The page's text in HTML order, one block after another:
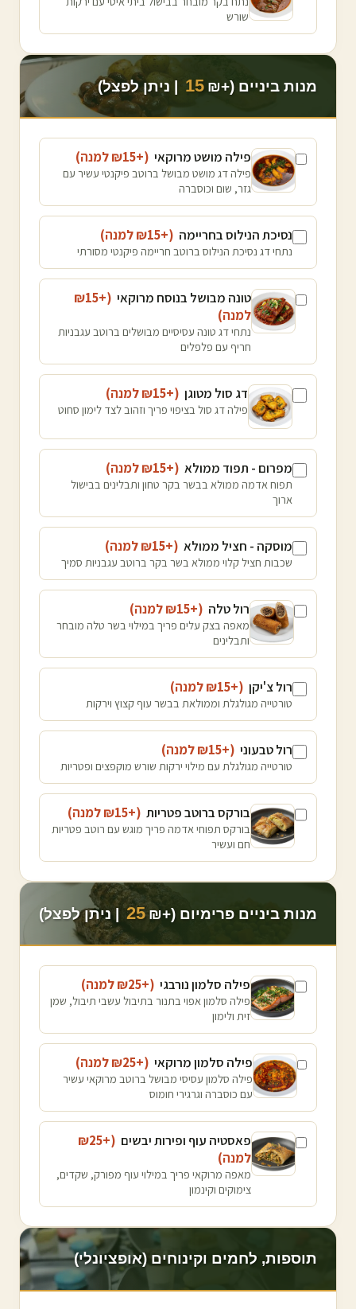
שורש
מנות ביניים (+₪ 15 | ניתן לפצל)
פילה מושט מרוקאי (+₪
15 למנה)
פילה דג מושט מבושל ברוטב פיקנטי עשיר עם
גזר, שום וכוסברה
נסיכת הנילוס בחריימה (+₪
15 למנה)
נתחי דג נסיכת הנילוס ברוטב חריימה פיקנטי מסורתי
טונה מבושל בנוסח מרוקאי (+₪
15
למנה)
נתחי דג טונה עסיסיים מבושלים ברוטב עגבניות
חריף עם פלפלים
דג סול מטוגן (+₪
15 למנה)
פילה דג סול בציפוי פריך וזהוב לצד לימון סחוט
מפרום - תפוד ממולא (+₪
15 למנה)
תפוח אדמה ממולא בבשר בקר טחון ותבלינים בבישול
ארוך
מוסקה - חציל ממולא (+₪
15 למנה)
שכבות חציל קלוי ממולא בשר בקר ברוטב עגבניות סמיך
רול טלה (+₪
15 למנה)
מאפה בצק עלים פריך במילוי בשר טלה מובחר
ותבלינים
רול צ'יקן (+₪
15 למנה)
טורטייה מגולגלת וממולאת בבשר עוף קצוץ וירקות
רול טבעוני (+₪
15 למנה)
טורטייה מגולגלת עם מילוי ירקות שורש מוקפצים ופטריות
בורקס ברוטב פטריות (+₪
15 למנה)
בורקס תפוחי אדמה פריך מוגש עם רוטב פטריות
חם ועשיר
מנות ביניים פרימיום (+₪ 25 | ניתן לפצל)
פילה סלמון נורבגי (+₪
25 למנה)
פילה סלמון אפוי בתנור בתיבול עשבי תיבול, שמן
זית ולימון
פילה סלמון מרוקאי (+₪
25 למנה)
פילה סלמון עסיסי מבושל ברוטב מרוקאי עשיר
עם כוסברה וגרגירי חומוס
פאסטיה עוף ופירות יבשים (+₪
25
למנה)
מאפה מרוקאי פריך במילוי עוף מפורק, שקדים,
צימוקים וקינמון
תוספות, לחמים וקינוחים (אופציונלי)